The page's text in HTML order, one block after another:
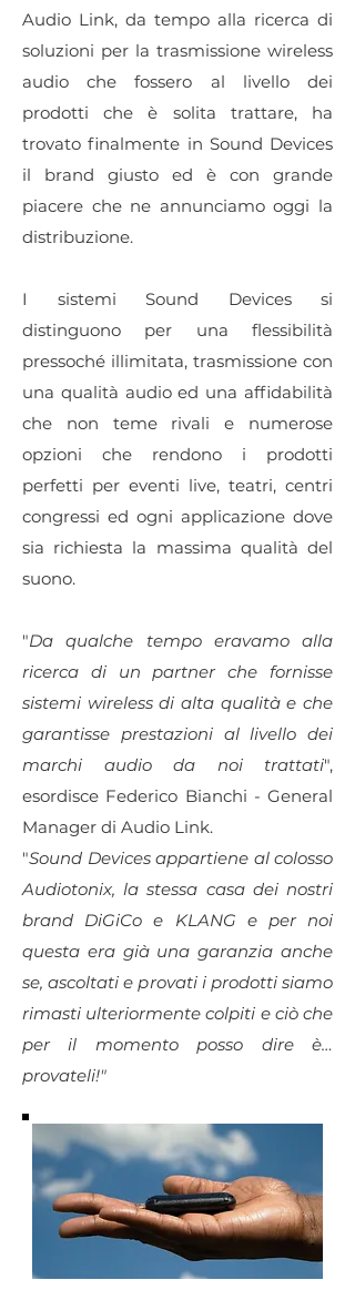
Audio Link, da tempo alla ricerca di
soluzioni per la trasmissione wireless
audio che fossero al livello dei
prodotti che è solita trattare, ha
trovato finalmente in Sound Devices
il brand giusto ed è con grande
piacere che ne annunciamo oggi la
distribuzione.
I sistemi Sound Devices si
distinguono per una flessibilità
pressoché illimitata, trasmissione con
una qualità audio ed una affidabilità
che non teme rivali e numerose
opzioni che rendono i prodotti
perfetti per eventi live, teatri, centri
congressi ed ogni applicazione dove
sia richiesta la massima qualità del
suono.
"Da qualche tempo eravamo alla
ricerca di un partner che fornisse
sistemi wireless di alta qualità e che
garantisse prestazioni al livello dei
marchi audio da noi trattati",
esordisce Federico Bianchi - General
Manager di Audio Link.
"Sound Devices appartiene al colosso
Audiotonix, la stessa casa dei nostri
brand DiGiCo e KLANG e per noi
questa era già una garanzia anche
se, ascoltati e provati i prodotti siamo
rimasti ulteriormente colpiti e ciò che
per il momento posso dire è…
provateli!"